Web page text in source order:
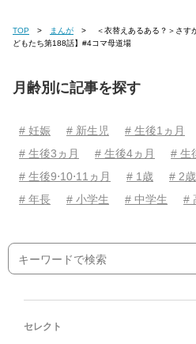
TOP まんが
どもたち第188話】#4コマ母道場
月齢別に記事を探す
# 妊娠 # 新生児 # 生後1ヵ月
# 生後3ヵ月
# 生後4ヵ月 # 生
# 生後9⋅10⋅11ヵ月
# 1歳 # 2歳
# 年長
# 小学生 # 中学生 #
セレクト